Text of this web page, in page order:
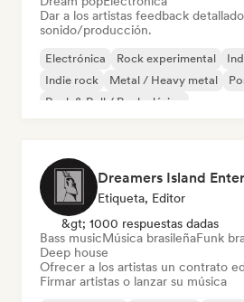
Dar a los artistas feedback
sonido/producción.
Electrónica Rock experimental
Indie rock
Metal / Heavy metal
Rock & Roll / Rock clásico
Dreamers Island
Etiqueta, Editor
&gt; 1000 respuestas dadas
Bass musicMúsica brasileñaFunk
Deep house
Ofrecer a los artistas un contrato
Firmar artistas o lanzar su música